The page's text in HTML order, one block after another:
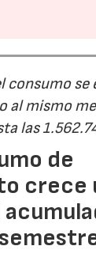
consumo se
al mismo
las
de
crece